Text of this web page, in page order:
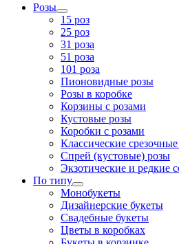
Розы
15 роз
25 роз
31 роза
51 роза
101 роза
Пионовидные розы
Розы в коробке
Корзины с розами
Кустовые розы
Коробки с розами
Классические
Спрей (кустовые) розы
Экзотические и редкие
По типу
Монобукеты
Дизайнерские букеты
Свадебные букеты
Цветы в коробках